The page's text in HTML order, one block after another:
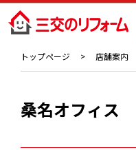
トップページ 店舗案内
桑名オフィス